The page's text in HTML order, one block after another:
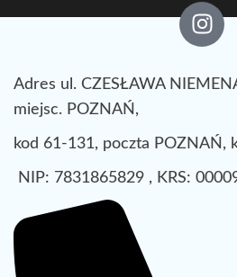
Adres ul. CZESŁAWA
miejsc. POZNAŃ,
kod 61-131, poczta POZNAŃ,
NIP: 7831865829 , KRS: